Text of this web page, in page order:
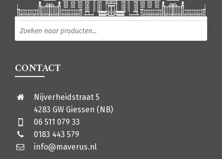
CONTACT
Nijverheidstraat 5
4283 GW Giessen (NB)
06 511 079 33
0183 443 579
info@maverus.nl